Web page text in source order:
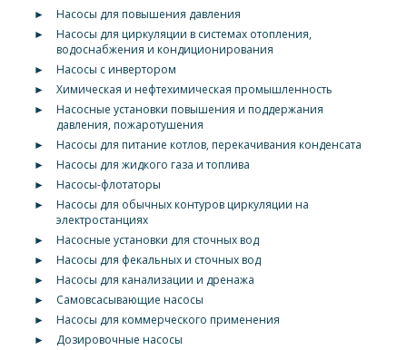
►
Насосы для повышения давления
►
Насосы для циркуляции в системах отопления,
водоснабжения и кондиционирования
►
Насосы с инвертором
►
Химическая и нефтехимическая промышленность
►
Насосные установки повышения и поддержания
давления, пожаротушения
►
Насосы для питание котлов, перекачивания конденсата
►
Насосы для жидкого газа и топлива
►
Насосы-флотаторы
►
Насосы для обычных контуров циркуляции на
электростанциях
►
Насосные установки для сточных вод
►
Насосы для фекальных и сточных вод
►
Насосы для канализации и дренажа
►
Самовсасывающие насосы
►
Насосы для коммерческого применения
►
Дозировочные насосы